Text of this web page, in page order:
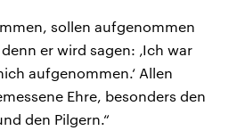
sollen aufgenommen
er wird sagen: ‚Ich war
aufgenommen.‘ Allen
Ehre, besonders den
den Pilgern.“